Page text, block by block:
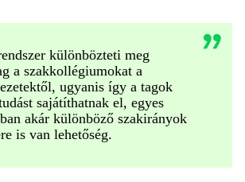
különbözteti meg
a szakkollégiumokat a
ugyanis így a tagok
sajátíthatnak el, egyes
akár különböző szakirányok
is van lehetőség.